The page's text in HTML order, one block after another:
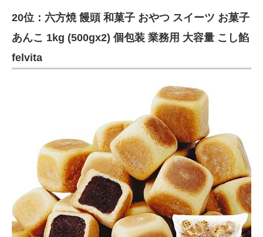
20位：六方焼 饅頭 和菓子 おやつ スイーツ お菓子
あんこ 1kg (500gx2) 個包装 業務用 大容量 こし餡
felvita